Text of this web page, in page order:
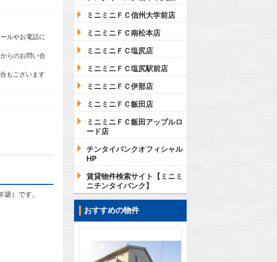
ルやお電話に
らのお問い合
もございます
）です。
ミニミニＦＣ信州大学前店
ミニミニＦＣ南松本店
ミニミニＦＣ塩尻店
ミニミニＦＣ塩尻駅前店
ミニミニＦＣ伊那店
ミニミニＦＣ飯田店
ミニミニＦＣ飯田アップルロ
ード店
チンタイバンクオフィシャル
HP
賃貸物件検索サイト【ミニミ
ニチンタイバンク】
おすすめの物件